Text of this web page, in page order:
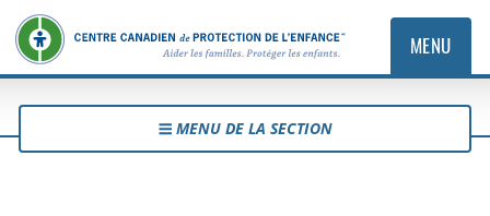
MENU
MENU DE LA SECTION